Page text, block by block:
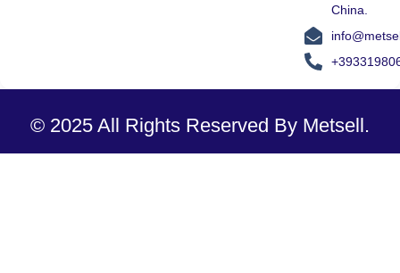
China.
© 2025 All Rights Reserved By Metsell.